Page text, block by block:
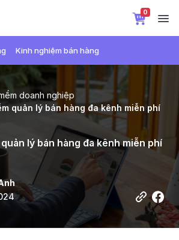
0
Kinh nghiệm bán hàng
doanh nghiệp
quản lý bán hàng đa kênh miễn phí
lý bán hàng đa kênh miễn phí